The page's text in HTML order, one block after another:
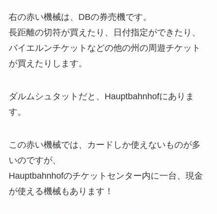
右の赤い機械は、DBの券売機です。
長距離の切符が買えたり、日付指定ができたり、
バイエルンチケットなどの他の州の周遊チケット
が買えたりします。
ダルムシュタットだと、Hauptbahnhofにありま
す。
この赤い機械では、カードしか使えないものが多
いのですが、
Hauptbahnhofのチケットセンター内に一台、現金
が使える機械もあります！